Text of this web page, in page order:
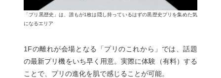
「プリ黒歴史」は、誰もが1枚は隠し持っているはずの黒歴史プリを集めた気
になるエリア
1Fの離れが会場となる「プリのこれから」では、話題
の最新プリ機をいち早く用意。実際に体験（有料）する
ことで、プリの進化を肌で感じることが可能。